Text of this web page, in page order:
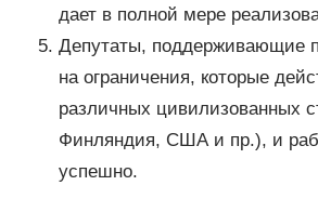
дает в полной мере
Депутаты, поддерживающие
на ограничения, которые
различных цивилизованных
Финляндия, США и пр.), и
успешно.